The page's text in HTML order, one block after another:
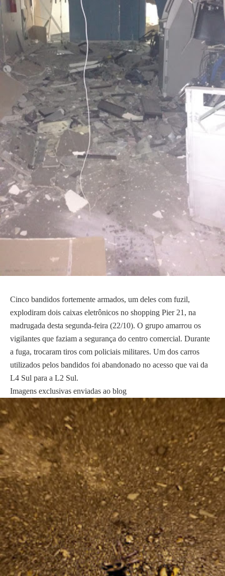
Cinco bandidos fortemente armados, um deles com fuzil,
explodiram dois caixas eletrônicos no shopping Pier 21, na
madrugada desta segunda-feira (22/10). O grupo amarrou os
vigilantes que faziam a segurança do centro comercial. Durante
a fuga, trocaram tiros com policiais militares. Um dos carros
utilizados pelos bandidos foi abandonado no acesso que vai da
L4 Sul para a L2 Sul.
Imagens exclusivas enviadas ao blog